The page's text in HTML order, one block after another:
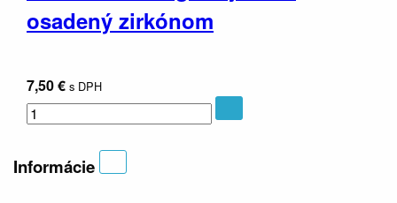
osadený zirkónom
7,50 € s DPH
Informácie